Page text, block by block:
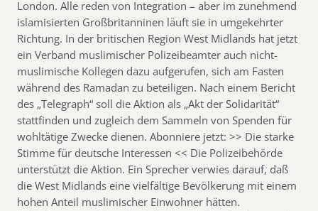
London. Alle reden von Integration – aber im zunehmend
islamisierten Großbritanninen läuft sie in umgekehrter
Richtung. In der britischen Region West Midlands hat jetzt
ein Verband muslimischer Polizeibeamter auch nicht-
muslimische Kollegen dazu aufgerufen, sich am Fasten
während des Ramadan zu beteiligen. Nach einem Bericht
des „Telegraph“ soll die Aktion als „Akt der Solidarität“
stattfinden und zugleich dem Sammeln von Spenden für
wohltätige Zwecke dienen. Abonniere jetzt: >> Die starke
Stimme für deutsche Interessen << Die Polizeibehörde
unterstützt die Aktion. Ein Sprecher verwies darauf, daß
die West Midlands eine vielfältige Bevölkerung mit einem
hohen Anteil muslimischer Einwohner hätten.